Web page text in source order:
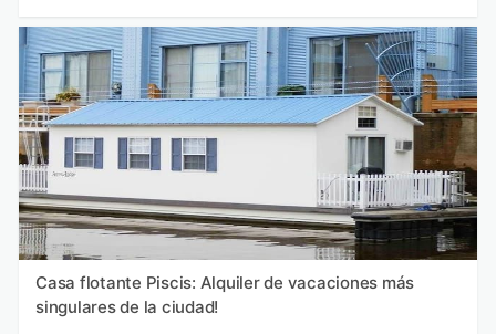
Casa flotante Piscis: Alquiler de vacaciones más
singulares de la ciudad!